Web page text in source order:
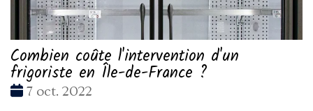
Combien coûte l'intervention d'un
frigoriste en Île-de-France ?
Date
7 oct. 2022